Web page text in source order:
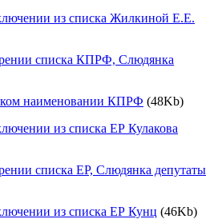
из списка Жилкиной Е.Е.
списка КПРФ, Слюдянка
наименовании КПРФ (48Kb)
из списка ЕР Кулакова
списка ЕР, Слюдянка депутаты
из списка ЕР Кунц (46Kb)